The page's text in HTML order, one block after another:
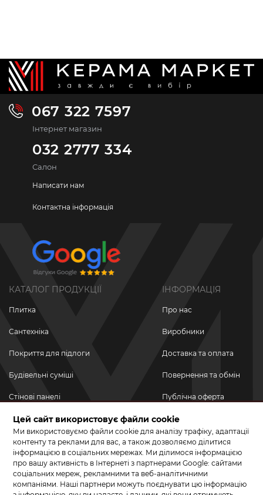
067 322 7597
Інтернет магазин
032 2777 334
Салон
Написати нам
Контактна інформація
КАТАЛОГ ПРОДУКЦІЇ
Плитка
Сантехніка
Покриття для підлоги
Будівельні суміші
Стінові панелі
Новинки
Акційні товари
Акції/Знижки
ІНФОРМАЦІЯ
Про нас
Виробники
Доставка та оплата
Повернення та обмін
Публічна оферта
Політика
конфіденційності
ПРИЄДНУЙТЕСЬ ДО НАС У СОЦМЕРЕЖАХ
Цей сайт використовує файли cookie
Ми використовуємо файли cookie для аналізу трафіку, адаптації
контенту та реклами для вас, а також дозволяємо ділитися
інформацією в соціальних мережах. Ми ділимося інформацією
про вашу активність в Інтернеті з партнерами Google: сайтами
соціальних мереж, рекламними та веб-аналітичними
компаніями. Наші партнери можуть поєднувати цю інформацію